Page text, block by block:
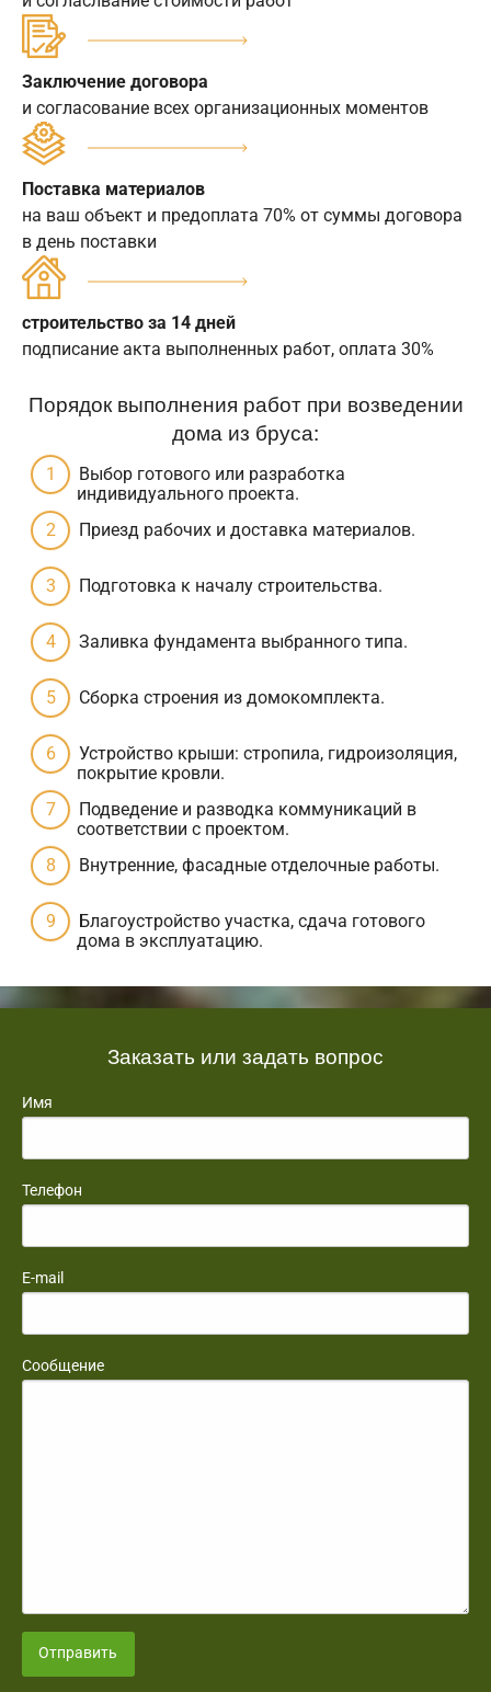
Заключение договора
и согласование всех организационных моментов
Поставка материалов
на ваш объект и предоплата 70% от суммы договора
в день поставки
строительство за 14 дней
подписание акта выполненных работ, оплата 30%
Порядок выполнения работ при возведении
дома из бруса:
Выбор готового или разработка
индивидуального проекта.
Приезд рабочих и доставка материалов.
Подготовка к началу строительства.
Заливка фундамента выбранного типа.
Сборка строения из домокомплекта.
Устройство крыши: стропила, гидроизоляция,
покрытие кровли.
Подведение и разводка коммуникаций в
соответствии с проектом.
Внутренние, фасадные отделочные работы.
Благоустройство участка, сдача готового
дома в эксплуатацию.
Заказать или задать вопрос
Имя
Телефон
E-mail
Сообщение
Отправить